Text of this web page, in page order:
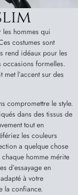
les hommes qui
costumes sont
rend idéaux pour les
occasions formelles.
l’accent sur des
compromettre le style.
dans des tissus de
tout en
les couleurs
a quelque chose
homme mérite
d’essayage en
à votre
la confiance.